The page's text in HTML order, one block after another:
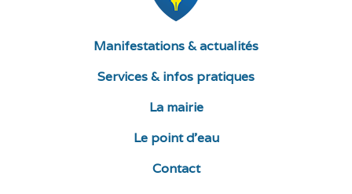
Manifestations & actualités
Services & infos pratiques
La mairie
Le point d’eau
Contact